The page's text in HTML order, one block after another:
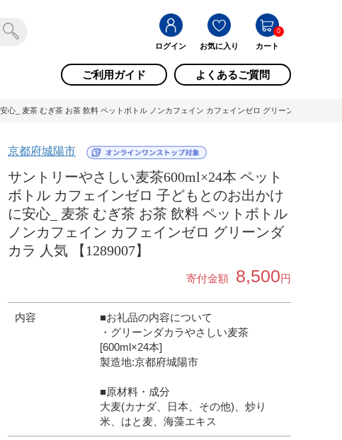
ログイン お気に入り カート
0
ご利用ガイド よくあるご質問
_ 麦茶 むぎ茶 お茶 飲料 ペットボトル ノンカフェイン カフェインゼロ グリーンダカラ 人気
京都府城陽市
サントリーやさしい麦茶600ml×24本 ペット
ボトル カフェインゼロ 子どもとのお出かけ
に安心_ 麦茶 むぎ茶 お茶 飲料 ペットボトル
ノンカフェイン カフェインゼロ グリーンダ
カラ 人気 【1289007】
寄付金額 8,500円
内容
■お礼品の内容について
・グリーンダカラやさしい麦茶
[600ml×24本]
製造地:京都府城陽市
■原材料・成分
大麦(カナダ、日本、その他)、炒り
米、はと麦、海藻エキス